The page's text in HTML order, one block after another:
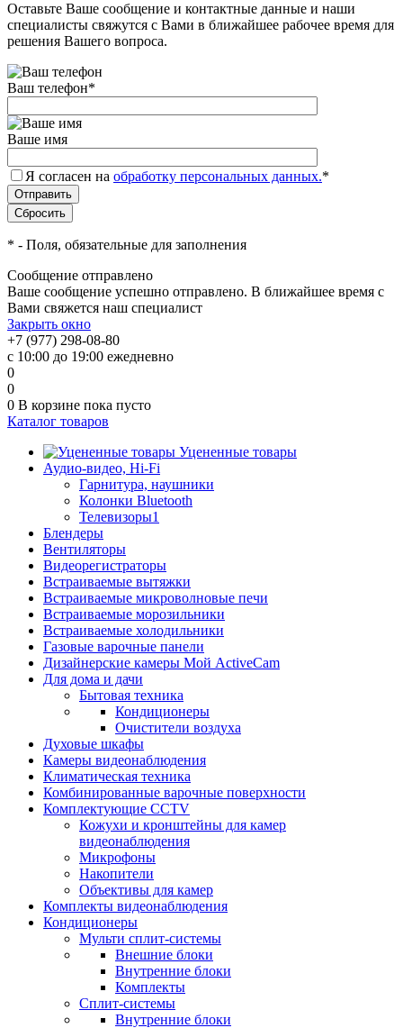
Оставьте Ваше сообщение и контактные данные и наши
специалисты свяжутся с Вами в ближайшее рабочее время для
решения Вашего вопроса.
Ваш телефон*
Ваше имя
Я согласен на обработку персональных данных.*
* - Поля, обязательные для заполнения
Сообщение отправлено
Ваше сообщение успешно отправлено. В ближайшее время с
Вами свяжется наш специалист
Закрыть окно
+7 (977) 298-08-80
с 10:00 до 19:00 ежедневно
0
0
0 В корзине пока пусто
Каталог товаров
Уцененные товары
Аудио-видео, Hi-Fi
Гарнитура, наушники
Колонки Bluetooth
Телевизоры1
Блендеры
Вентиляторы
Видеорегистраторы
Встраиваемые вытяжки
Встраиваемые микроволновые печи
Встраиваемые морозильники
Встраиваемые холодильники
Газовые варочные панели
Дизайнерские камеры Мой ActiveCam
Для дома и дачи
Бытовая техника
Кондиционеры
Очистители воздуха
Духовые шкафы
Камеры видеонаблюдения
Климатическая техника
Комбинированные варочные поверхности
Комплектующие CCTV
Кожухи и кронштейны для камер
видеонаблюдения
Микрофоны
Накопители
Объективы для камер
Комплекты видеонаблюдения
Кондиционеры
Мульти сплит-системы
Внешние блоки
Внутренние блоки
Комплекты
Сплит-системы
Внутренние блоки